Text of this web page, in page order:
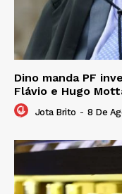
Dino manda PF
Flávio e Hugo
Jota Brito - 8 De